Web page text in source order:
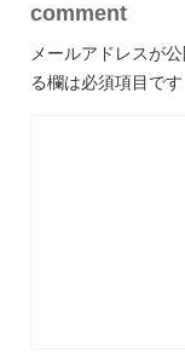
comment
メールアドレスが
る欄は必須項目です